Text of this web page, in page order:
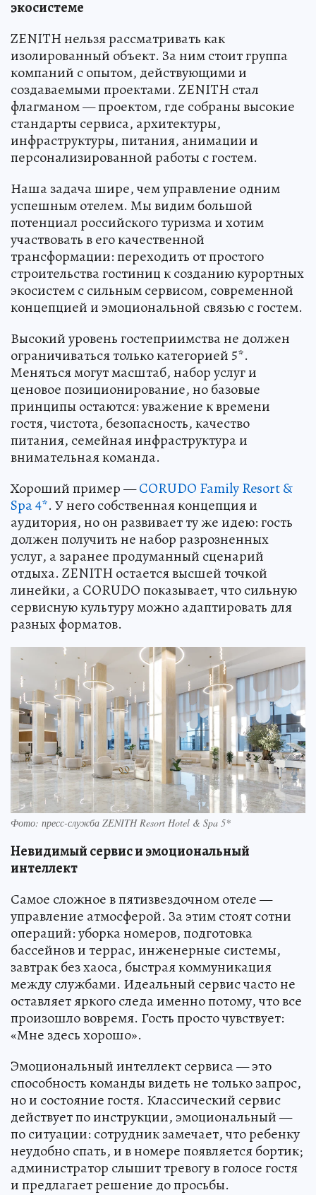
экосистеме
ZENITH нельзя рассматривать как
изолированный объект. За ним стоит группа
компаний с опытом, действующими и
создаваемыми проектами. ZENITH стал
флагманом — проектом, где собраны высокие
стандарты сервиса, архитектуры,
инфраструктуры, питания, анимации и
персонализированной работы с гостем.
Наша задача шире, чем управление одним
успешным отелем. Мы видим большой
потенциал российского туризма и хотим
участвовать в его качественной
трансформации: переходить от простого
строительства гостиниц к созданию курортных
экосистем с сильным сервисом, современной
концепцией и эмоциональной связью с гостем.
Высокий уровень гостеприимства не должен
ограничиваться только категорией 5*.
Меняться могут масштаб, набор услуг и
ценовое позиционирование, но базовые
принципы остаются: уважение к времени
гостя, чистота, безопасность, качество
питания, семейная инфраструктура и
внимательная команда.
Хороший пример —CORUDO Family Resort &
Spa 4*. У него собственная концепция и
аудитория, но он развивает ту же идею: гость
должен получить не набор разрозненных
услуг, а заранее продуманный сценарий
отдыха. ZENITH остается высшей точкой
линейки, а CORUDO показывает, что сильную
сервисную культуру можно адаптировать для
разных форматов.
Фото: пресс-служба ZENITH Resort Hotel & Spa 5*
Невидимый сервис и эмоциональный
интеллект
Самое сложное в пятизвездочном отеле —
управление атмосферой. За этим стоят сотни
операций: уборка номеров, подготовка
бассейнов и террас, инженерные системы,
завтрак без хаоса, быстрая коммуникация
между службами. Идеальный сервис часто не
оставляет яркого следа именно потому, что все
произошло вовремя. Гость просто чувствует:
«Мне здесь хорошо».
Эмоциональный интеллект сервиса — это
способность команды видеть не только запрос,
но и состояние гостя. Классический сервис
действует по инструкции, эмоциональный —
по ситуации: сотрудник замечает, что ребенку
неудобно спать, и в номере появляется бортик;
администратор слышит тревогу в голосе гостя
и предлагает решение до просьбы.